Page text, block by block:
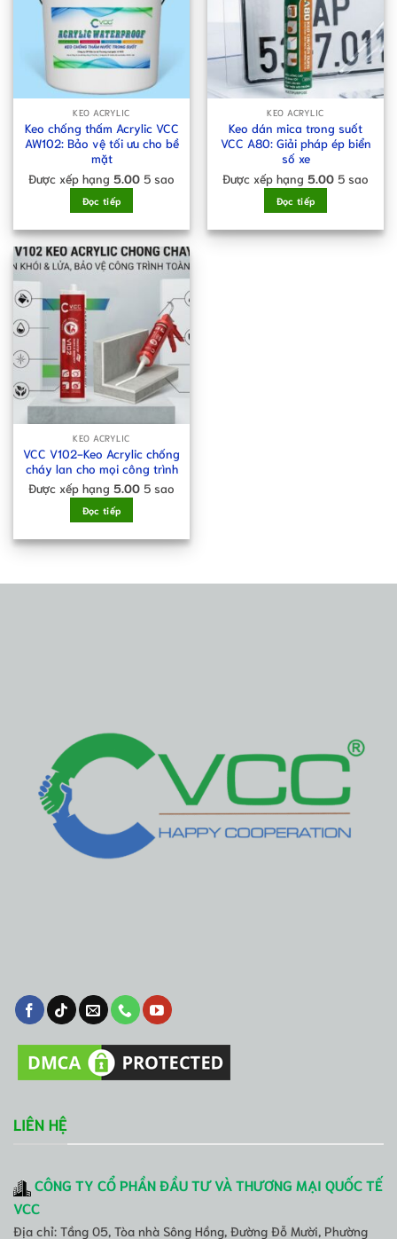
KEO ACRYLIC
Keo chống thấm Acrylic VCC
AW102: Bảo vệ tối ưu cho bề
mặt
Được xếp hạng 5.00 5 sao
Đọc tiếp
KEO ACRYLIC
Keo dán mica trong suốt
VCC A80: Giải pháp ép biển
số xe
Được xếp hạng 5.00 5 sao
Đọc tiếp
KEO ACRYLIC
VCC V102-Keo Acrylic chống
cháy lan cho mọi công trình
Được xếp hạng 5.00 5 sao
Đọc tiếp
LIÊN HỆ
CÔNG TY CỔ PHẦN ĐẦU TƯ VÀ THƯƠNG MẠI QUỐC TẾ
VCC
Địa chỉ: Tầng 05, Tòa nhà Sông Hồng, Đường Đỗ Mười, Phường